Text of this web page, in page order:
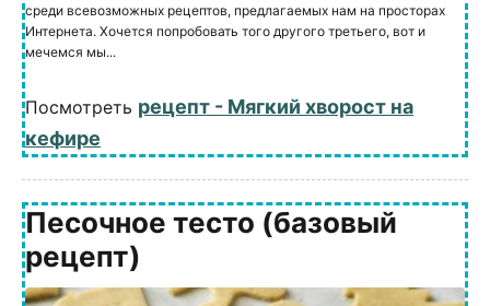
среди всевозможных рецептов, предлагаемых нам на просторах
Интернета. Хочется попробовать того другого третьего, вот и
мечемся мы...
Посмотреть рецепт - Мягкий хворост на
кефире
Песочное тесто (базовый
рецепт)